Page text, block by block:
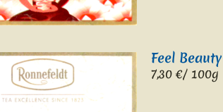
Feel Beauty
7,30 €/ 100g